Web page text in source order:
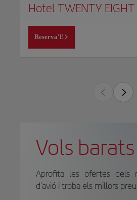
Hotel TWENTY EIGHT
Reserva'l!
Vols barats
Aprofita les ofertes dels
d'avió i troba els millors